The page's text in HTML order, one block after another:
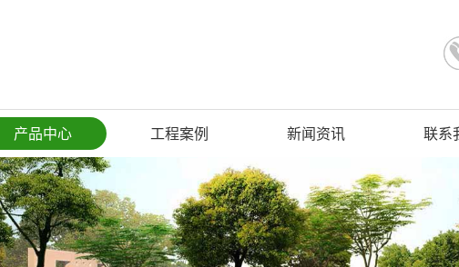
产品中心 工程案例 新闻资讯 联系